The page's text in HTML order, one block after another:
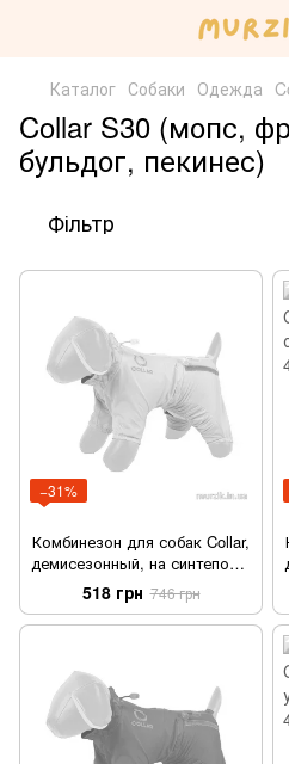
Каталог Собаки Одежда
Collar S30 (мопс,
бульдог, пекинес)
Фільтр
−31%
Комбинезон для собак Collar,
демисезонный, на синтепоне,
S30 , ментоловый
518 грн 746 грн